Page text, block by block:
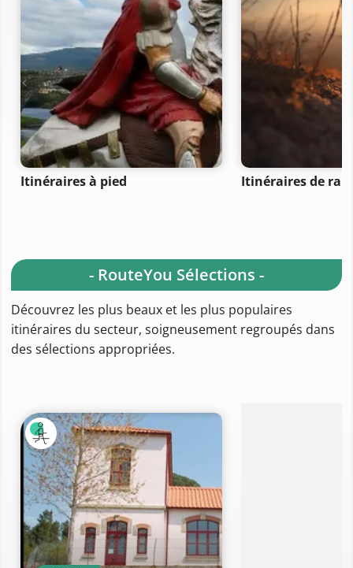
Itinéraires à pied Itinéraires de
- RouteYou Sélections -
Découvrez les plus beaux et les plus populaires
itinéraires du secteur, soigneusement regroupés dans
des sélections appropriées.